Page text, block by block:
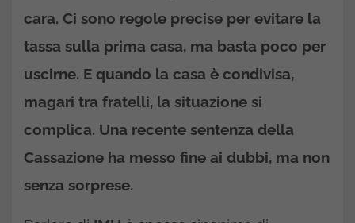
cara. Ci sono regole precise per evitare la
tassa sulla prima casa, ma basta poco per
uscirne. E quando la casa è condivisa,
magari tra fratelli, la situazione si
complica. Una recente sentenza della
Cassazione ha messo fine ai dubbi, ma non
senza sorprese.